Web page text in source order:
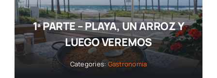
1ª PARTE – PLAYA, UN ARROZ Y
LUEGO VEREMOS
Categories: Gastronomía